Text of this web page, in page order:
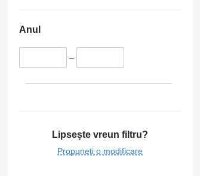
Anul
–
Lipsește vreun filtru?
Propuneți o modificare